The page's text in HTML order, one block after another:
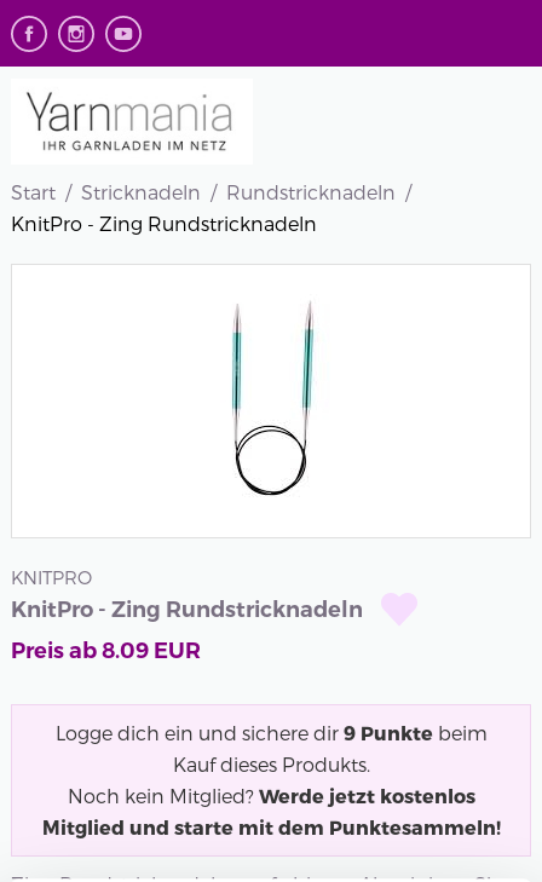
Start Stricknadeln
Rundstricknadeln
KnitPro - Zing Rundstricknadeln
KNITPRO
KnitPro - Zing Rundstricknadeln
Preis ab8.09EUR
Logge dich ein und sichere dir 9 Punktebeim
Kauf dieses Produkts.
Noch kein Mitglied? Werde jetzt kostenlos
Mitglied und starte mit dem Punktesammeln!